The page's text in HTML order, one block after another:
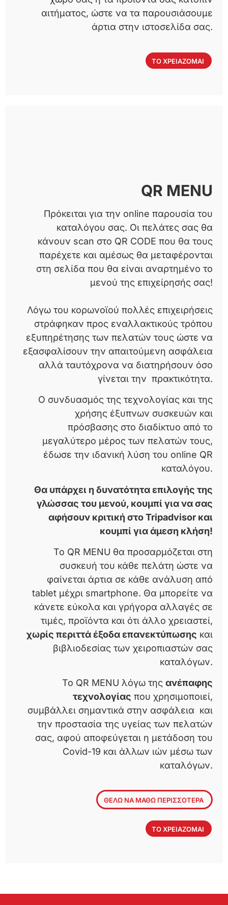
αιτήματος, ώστε να τα παρουσιάσουμε
άρτια στην ιστοσελίδα σας.
ΤΟ ΧΡΕΙΑΖΟΜΑΙ
QR MENU
Πρόκειται για την online παρουσία του
καταλόγου σας. Οι πελάτες σας θα
κάνουν scan στο QR CODE που θα τους
παρέχετε και αμέσως θα μεταφέρονται
στη σελίδα που θα είναι αναρτημένο το
μενού της επιχείρησής σας!
Λόγω του κορωνοϊού πολλές επιχειρήσεις
στράφηκαν προς εναλλακτικούς τρόπου
εξυπηρέτησης των πελατών τους ώστε να
εξασφαλίσουν την απαιτούμενη ασφάλεια
αλλά ταυτόχρονα να διατηρήσουν όσο
γίνεται την πρακτικότητα.
Ο συνδυασμός της τεχνολογίας και της
χρήσης έξυπνων συσκευών και
πρόσβασης στο διαδίκτυο από το
μεγαλύτερο μέρος των πελατών τους,
έδωσε την ιδανική λύση του online QR
καταλόγου.
Θα υπάρχει η δυνατότητα επιλογής της
γλώσσας του μενού, κουμπί για να σας
αφήσουν κριτική στο Tripadvisor και
κουμπί για άμεση κλήση!
Το QR MENU θα προσαρμόζεται στη
συσκευή του κάθε πελάτη ώστε να
φαίνεται άρτια σε κάθε ανάλυση από
tablet μέχρι smartphone. Θα μπορείτε να
κάνετε εύκολα και γρήγορα αλλαγές σε
τιμές, προϊόντα και ότι άλλο χρειαστεί,
χωρίς περιττά έξοδα επανεκτύπωσης και
βιβλιοδεσίας των χειροπιαστών σας
καταλόγων.
Το QR MENU λόγω της ανέπαφης
τεχνολογίας που χρησιμοποιεί,
συμβάλλει σημαντικά στην ασφάλεια και
την προστασία της υγείας των πελατών
σας, αφού αποφεύγεται η μετάδοση του
Covid-19 και άλλων ιών μέσω των
καταλόγων.
ΘΕΛΩ ΝΑ ΜΑΘΩ ΠΕΡΙΣΣΟΤΕΡΑ
ΤΟ ΧΡΕΙΑΖΟΜΑΙ